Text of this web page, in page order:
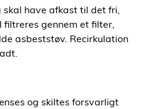
have afkast til det fri,
gennem et filter,
asbeststøv. Recirkulation
og skiltes forsvarligt